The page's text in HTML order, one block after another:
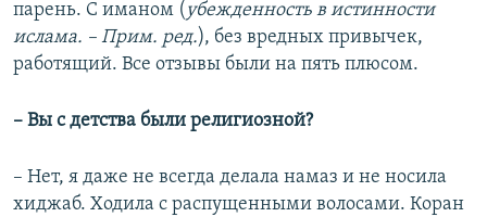
парень. С иманом ( убежденность в истинности
ислама. – Прим. ред.), без вредных привычек,
работящий. Все отзывы были на пять плюсом.
– Вы с детства были религиозной?
– Нет, я даже не всегда делала намаз и не носила
хиджаб. Ходила с распущенными волосами. Коран